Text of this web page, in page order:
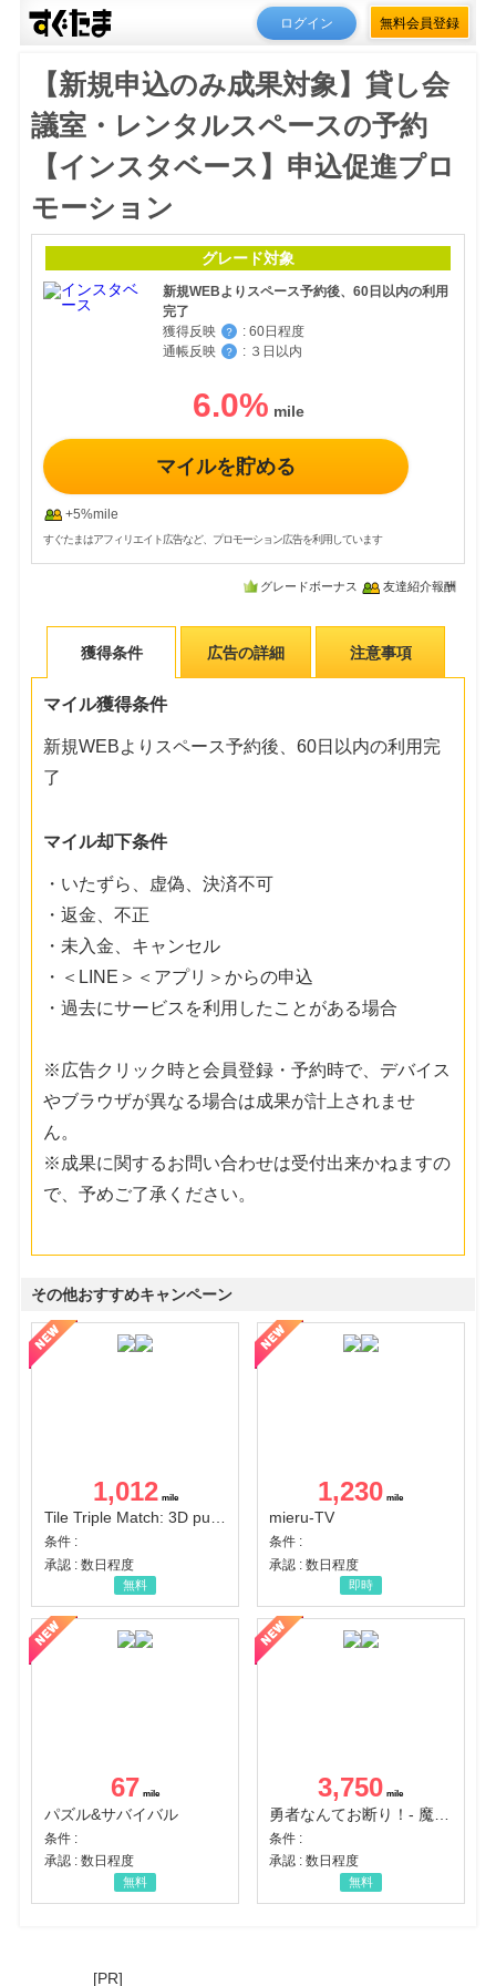
ログイン 無料会員登録
【新規申込のみ成果対象】貸し会
議室・レンタルスペースの予約
【インスタベース】申込促進プロ
モーション
グレード対象
新規WEBよりスペース予約後、60日以内の利用
完了
獲得反映
？ : 60日程度
通帳反映
？ : ３日以内
6.0%
マイルを貯める
+5%mile
すぐたまはアフィリエイト広告など、プロモーション広告を利用しています
グレードボーナス 友達紹介報酬
獲得条件 広告の詳細 注意事項
マイル獲得条件
新規WEBよりスペース予約後、60日以内の利用完
了
マイル却下条件
・いたずら、虚偽、決済不可
・返金、不正
・未入金、キャンセル
・＜LINE＞＜アプリ＞からの申込
・過去にサービスを利用したことがある場合
※広告クリック時と会員登録・予約時で、デバイス
やブラウザが異なる場合は成果が計上されませ
ん。
※成果に関するお問い合わせは受付出来かねますの
で、予めご了承ください。
その他おすすめキャンペーン
1,012
Tile Triple Match: 3D puzzle
条件 :
承認 : 数日程度
無料
1,230
mieru-TV
条件 :
承認 : 数日程度
即時
67
パズル&サバイバル
条件 :
承認 : 数日程度
無料
3,750
条件 :
承認 : 数日程度
無料
[PR]